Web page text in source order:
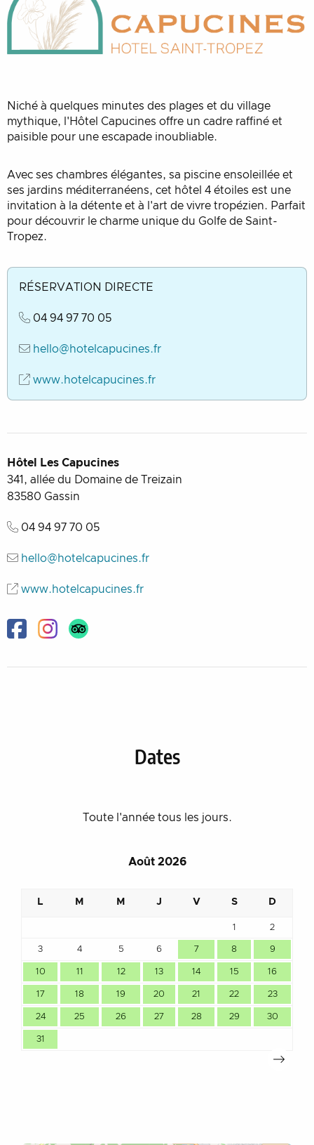
Niché à quelques minutes des plages et du village
mythique, l'Hôtel Capucines offre un cadre raffiné et
paisible pour une escapade inoubliable.
Avec ses chambres élégantes, sa piscine ensoleillée et
ses jardins méditerranéens, cet hôtel 4 étoiles est une
invitation à la détente et à l'art de vivre tropézien. Parfait
pour découvrir le charme unique du Golfe de Saint-
Tropez.
RÉSERVATION DIRECTE
04 94 97 70 05
hello@hotelcapucines.fr
www.hotelcapucines.fr
Hôtel Les Capucines
341, allée du Domaine de Treizain
83580 Gassin
04 94 97 70 05
hello@hotelcapucines.fr
www.hotelcapucines.fr
FacebookInstagram
Dates
Toute l'année tous les jours.
Août 2026
L M M J V S D
1 2
3 4 5 6 7 8 9
10 11 12 13 14 15 16
17 18 19 20 21 22 23
24 25 26 27 28 29 30
31